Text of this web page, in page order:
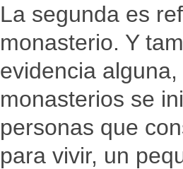
La segunda es
monasterio. Y
evidencia
monasterios se
personas que
para vivir, un